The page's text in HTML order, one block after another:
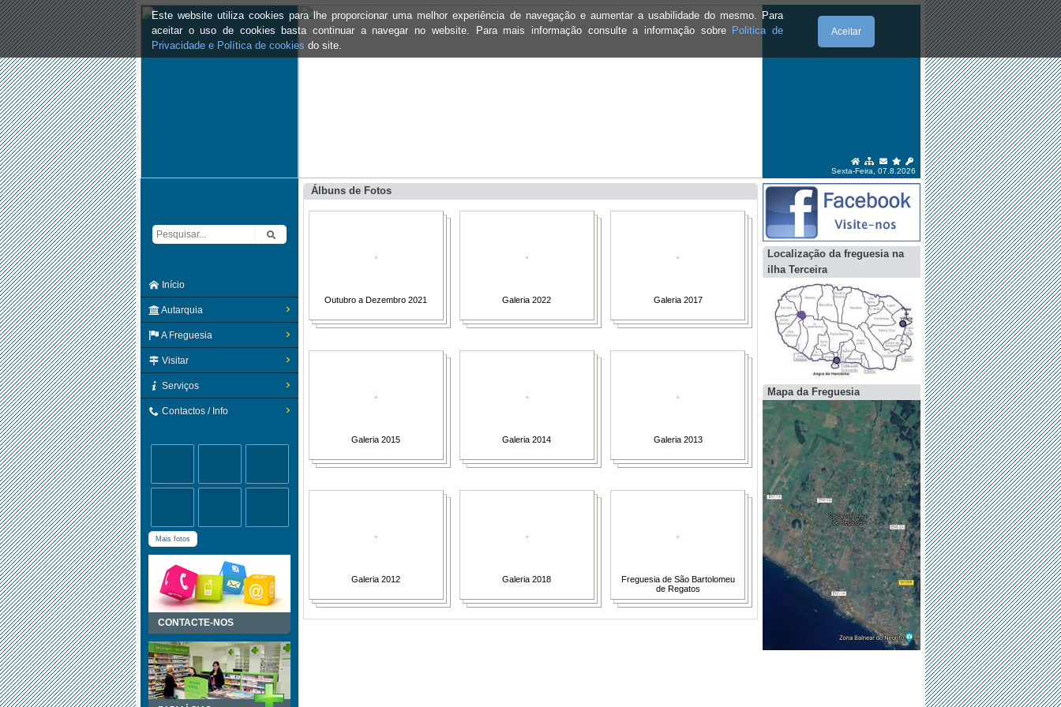
Este website utiliza cookies para lhe proporcionar uma melhor experiência de navegação e aumentar a usabilidade do mesmo. Para
aceitar o uso de cookies basta continuar a navegar no website. Para mais informação consulte a informação sobre Politica de
Privacidade e Política de cookies do site.
Aceitar
Sexta-Feira, 07.8.2026
Início
Autarquia
A Freguesia
Visitar
Serviços
Contactos / Info
Mais fotos
CONTACTE-NOS
Álbuns de Fotos
Outubro a Dezembro 2021 Galeria 2022 Galeria 2017
Galeria 2015 Galeria 2014 Galeria 2013
Galeria 2012 Galeria 2018
Freguesia de São Bartolomeu
de Regatos
Localização da freguesia na
ilha Terceira
Mapa da Freguesia